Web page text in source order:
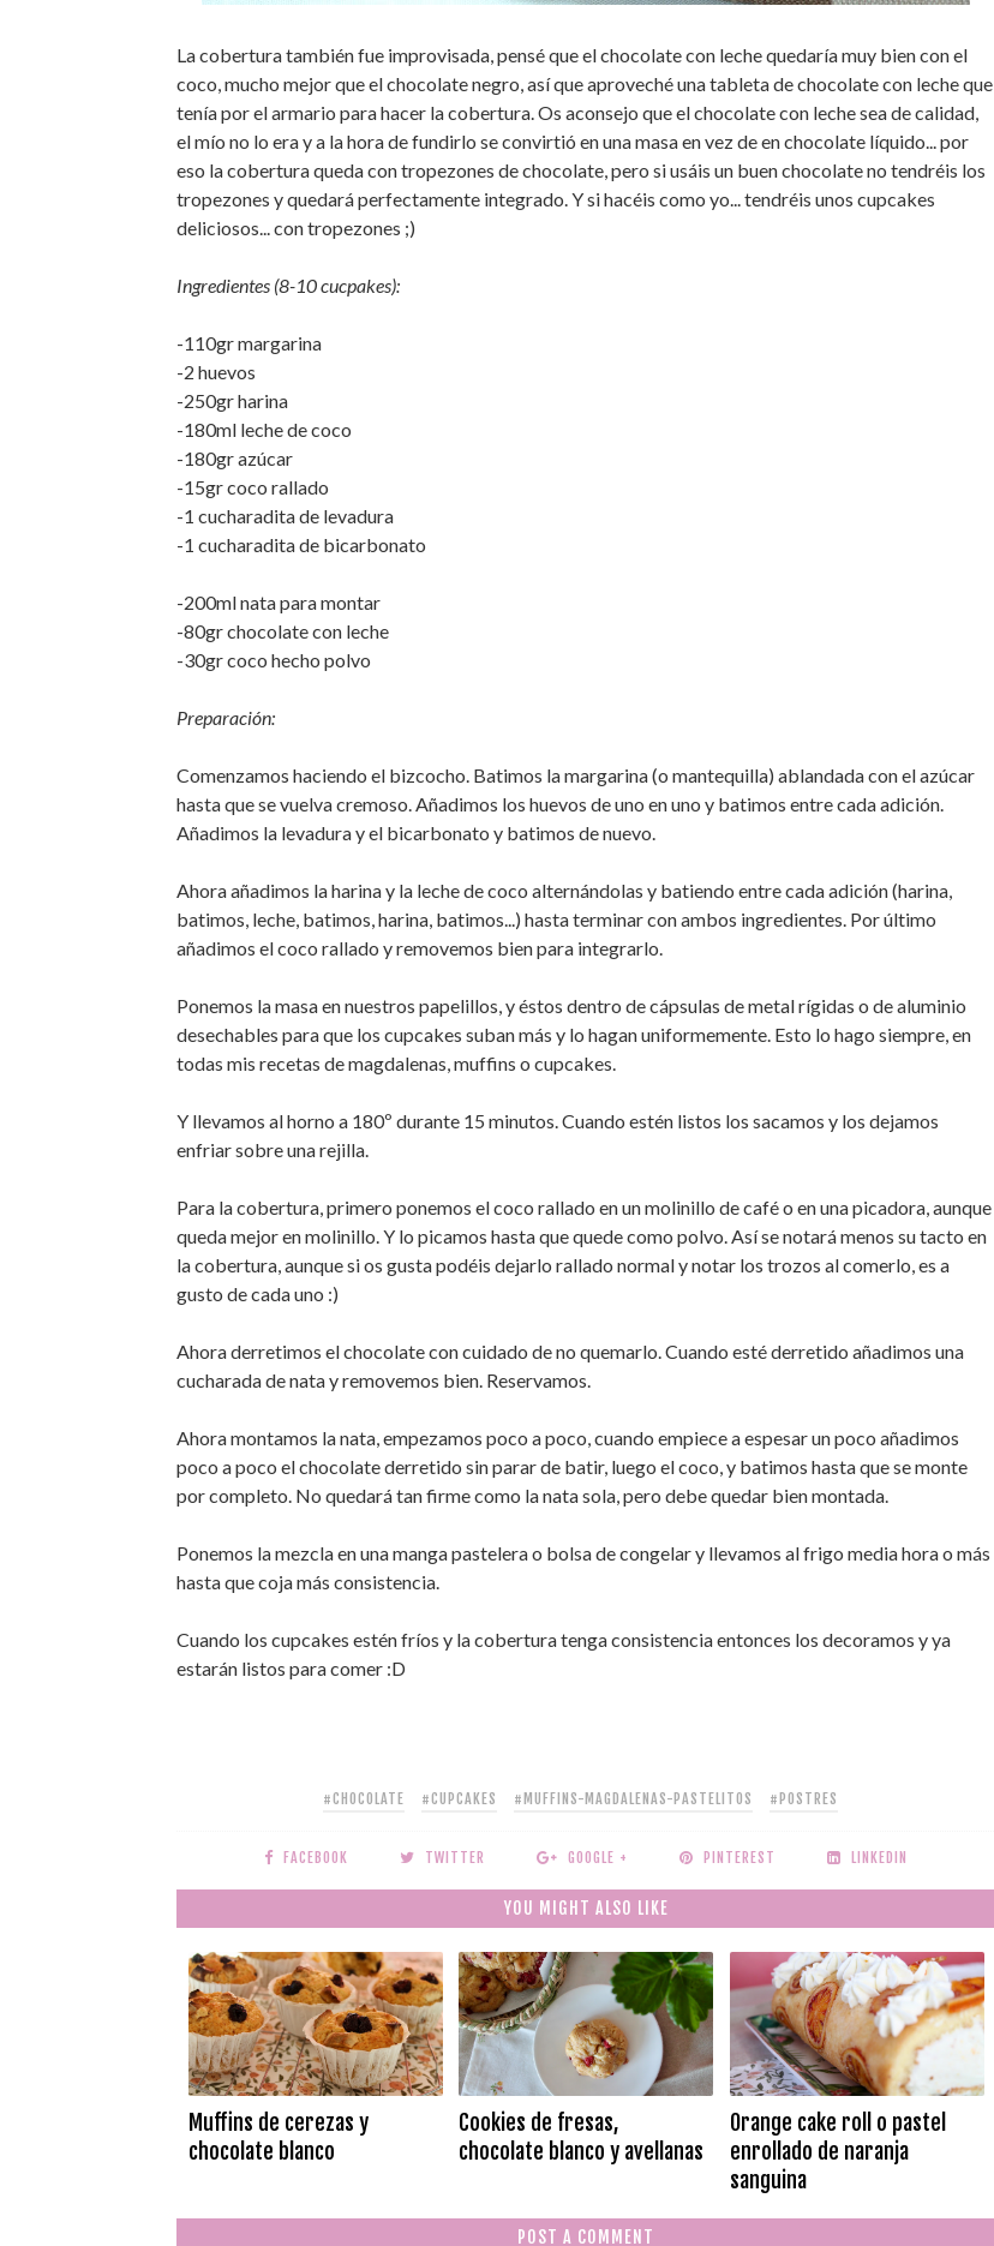
La cobertura también fue improvisada, pensé que el chocolate con leche quedaría muy bien con el
coco, mucho mejor que el chocolate negro, así que aproveché una tableta de chocolate con leche que
tenía por el armario para hacer la cobertura. Os aconsejo que el chocolate con leche sea de calidad,
el mío no lo era y a la hora de fundirlo se convirtió en una masa en vez de en chocolate líquido... por
eso la cobertura queda con tropezones de chocolate, pero si usáis un buen chocolate no tendréis los
tropezones y quedará perfectamente integrado. Y si hacéis como yo... tendréis unos cupcakes
deliciosos... con tropezones ;)
Ingredientes (8-10 cucpakes):
-110gr margarina
-2 huevos
-250gr harina
-180ml leche de coco
-180gr azúcar
-15gr coco rallado
-1 cucharadita de levadura
-1 cucharadita de bicarbonato
-200ml nata para montar
-80gr chocolate con leche
-30gr coco hecho polvo
Preparación:
Comenzamos haciendo el bizcocho. Batimos la margarina (o mantequilla) ablandada con el azúcar
hasta que se vuelva cremoso. Añadimos los huevos de uno en uno y batimos entre cada adición.
Añadimos la levadura y el bicarbonato y batimos de nuevo.
Ahora añadimos la harina y la leche de coco alternándolas y batiendo entre cada adición (harina,
batimos, leche, batimos, harina, batimos...) hasta terminar con ambos ingredientes. Por último
añadimos el coco rallado y removemos bien para integrarlo.
Ponemos la masa en nuestros papelillos, y éstos dentro de cápsulas de metal rígidas o de aluminio
desechables para que los cupcakes suban más y lo hagan uniformemente. Esto lo hago siempre, en
todas mis recetas de magdalenas, muffins o cupcakes.
Y llevamos al horno a 180º durante 15 minutos. Cuando estén listos los sacamos y los dejamos
enfriar sobre una rejilla.
Para la cobertura, primero ponemos el coco rallado en un molinillo de café o en una picadora, aunque
queda mejor en molinillo. Y lo picamos hasta que quede como polvo. Así se notará menos su tacto en
la cobertura, aunque si os gusta podéis dejarlo rallado normal y notar los trozos al comerlo, es a
gusto de cada uno :)
Ahora derretimos el chocolate con cuidado de no quemarlo. Cuando esté derretido añadimos una
cucharada de nata y removemos bien. Reservamos.
Ahora montamos la nata, empezamos poco a poco, cuando empiece a espesar un poco añadimos
poco a poco el chocolate derretido sin parar de batir, luego el coco, y batimos hasta que se monte
por completo. No quedará tan firme como la nata sola, pero debe quedar bien montada.
Ponemos la mezcla en una manga pastelera o bolsa de congelar y llevamos al frigo media hora o más
hasta que coja más consistencia.
Cuando los cupcakes estén fríos y la cobertura tenga consistencia entonces los decoramos y ya
estarán listos para comer :D
#CHOCOLATE #CUPCAKES #MUFFINS-MAGDALENAS-PASTELITOS #POSTRES
FACEBOOK TWITTER GOOGLE + PINTEREST LINKEDIN
YOU MIGHT ALSO LIKE
Muffins de cerezas y
chocolate blanco
Cookies de fresas,
chocolate blanco y avellanas
Orange cake roll o pastel
enrollado de naranja
sanguina
POST A COMMENT